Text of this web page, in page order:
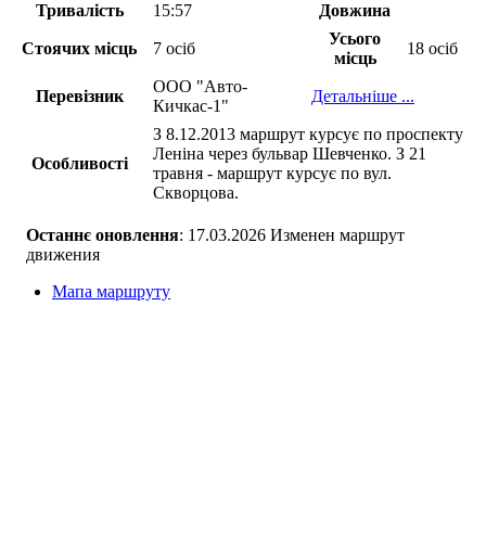
Тривалість
15:57 Довжина
Стоячих місць 7 осіб
Усього
місць
18 осіб
Перевізник
ООО "Авто-
Кичкас-1"
Детальніше ...
Особливості
З 8.12.2013 маршрут курсує по проспекту
Леніна через бульвар Шевченко. З 21
травня - маршрут курсує по вул.
Скворцова.
Останнє оновлення: 17.03.2026 Изменен маршрут
движения
Мапа маршруту